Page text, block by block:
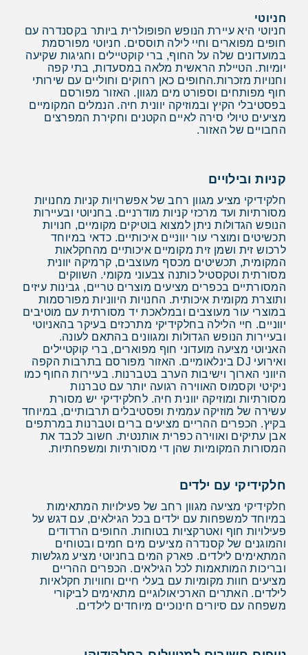
חניוטי
חניוטי היא עיירת הנופש הפופולרית ביותר בקסנדרה עם
חופים מפוארים וחיי לילה תוססים. חניוטי מפורסמת
במועדונים שלה על החוף, ברי קוקטיילים וחגיגות שקיעה
יומיות. הטיילת הראשית מלאה במסעדות, בתי קפה
וחנויות מזכרות.החופים כאן רחוקים וחוליים עם שירותי
חוף מפותחים וספורט מים מגוון. האזור מפורסם
בפסטיבלי הקיץ ובמוזיקה יוונית חיה. הנמלים המקומיים
מציעים טיולי סירה לאיים הקטנים וחקירת המפרצים
החבויים של האזור.
קניות ובילויים
חלקידיקי מציע מגוון רחב של אפשרויות קניות מחנויות
מסורתיות ועד מרכזי קניות מודרניים. בחניוטי ובעיירות
הנופש הגדולות ניתן למצוא בוטיקים מקומיים, חנויות
תכשיטים ומוצרי עור יווניים איכותיים. כדאי במיוחד
לרכוש זית ושמן זית מקומיים איכותיים מהחקלאות
המקומית, תכשיטים מכסף מעוצבים, קרמיקה יוונית
מסורתית וטקסטיל כותנה צבעוני מקומי. השווקים
המסורתיים בכפרים מציעים מוצרים טריים, גבינות עיזים
ותוצרת מקומית איכותית. החנויות היווניות מפורסמות
במוצרי עור מעוצבים ובמלאכת יד מסורתית עם מוטיבים
יווניים. חיי הלילה בחלקידיקי מתרכזים בעיקר בהאניוטי
ובעיירות הנופש הגדולות ומגוונים בהתאם לעונה.
האניוטי מציעה מועדוני חוף מפוארים, ברי קוקטיילים
ואירועי DJ בינלאומיים. האזור מפורסם בתרבות הקפה
היווני הארוך וישיבות הערב בטברנות. בעיירות החוף כמו
ניקיטי וקסמוס האווירה רגועה יותר עם טברנות
מסורתיות ומוזיקה יוונית חיה. לחלקידיקי יש מסורת
עשירה של מוזיקה עממית ופסטיבלים תרבותיים, במיוחד
בקיץ. הכפרים ההריים מציעים ברים וטברנות במרתפים
אבן עתיקים ואווירה כפרית אותנטית. חשוב לכבד את
המסורות המקומיות שהן די מסורתיות ומשפחתיות.
חלקידיקי עם ילדים
חלקידיקי מציעה מגוון רחב של פעילויות המתאימות
במיוחד למשפחות עם ילדים בכל הגילאים, עם דגש על
פעילויות חוף ואטרקציות בטוחות. החופים הרדודים
והמוגנים של קסנדרה מציעים מים חמים ובטוחים
המתאימים לילדים. פארק המים בחניוטי מציע מגלשות
ובריכות המותאמות לכל הגילאים. הכפרים ההריים
מציעים חוות מקומיות עם בעלי חיים וחוויות חקלאיות
לילדים. האתרים הארכיאולוגיים מתאימים לביקורי
משפחה עם סיורים חינוכיים מיוחדים לילדים.